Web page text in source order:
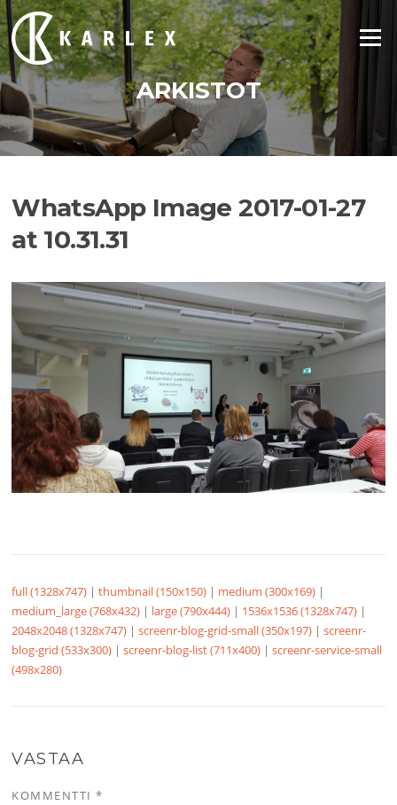
Siirry
suoraan
sisältöön
Valikko
ARKISTOT
WhatsApp Image 2017-01-27
at 10.31.31
full (1328x747) |thumbnail (150x150) | medium (300x169) |
medium_large (768x432) | large (790x444) | 1536x1536 (1328x747) |
2048x2048 (1328x747) |screenr-blog-grid-small (350x197) |screenr-
blog-grid (533x300) |screenr-blog-list (711x400) |screenr-service-small
(498x280)
VASTAA
KOMMENTTI*